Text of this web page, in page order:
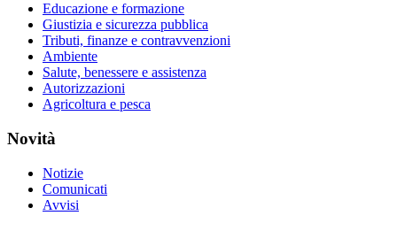
Educazione e formazione
Giustizia e sicurezza pubblica
Tributi, finanze e contravvenzioni
Ambiente
Salute, benessere e assistenza
Autorizzazioni
Agricoltura e pesca
Novità
Notizie
Comunicati
Avvisi